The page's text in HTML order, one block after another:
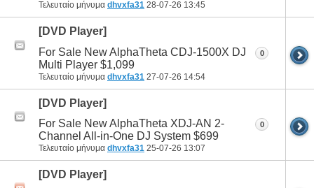
Τελευταίο μήνυμα dhvxfa31 28-07-26 13:45
[DVD Player]
For Sale New AlphaTheta CDJ-1500X DJ
Multi Player $1,099
Τελευταίο μήνυμα dhvxfa31 27-07-26 14:54
0
[DVD Player]
For Sale New AlphaTheta XDJ-AN 2-
Channel All-in-One DJ System $699
Τελευταίο μήνυμα dhvxfa31 25-07-26 13:07
0
[DVD Player]